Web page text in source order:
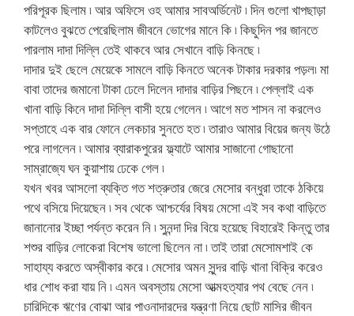
পরিপূরক ছিলাম ৷ আর অফিসে ওহ আমার সাবঅর্ডিনেট ৷ দিন গুলো খাপছাড়া
কাটলেও বুঝতে পেরেছিলাম জীবনে ভোগের মানে কি ৷ কিছুদিন পর জানতে
পারলাম দাদা দিল্লি তেই থাকবে আর সেখানে বাড়ি কিনছে ৷
দাদার দুই ছেলে মেয়েকে সামলে বাড়ি কিনতে অনেক টাকার দরকার পড়ল৷ মা
বাবা তাদের জমানো টাকা ঢেলে দিলেন দাদার বাড়ির পিছনে ৷ পেল্লাই এক
খানা বাড়ি কিনে দাদা দিল্লি বাসী হয়ে গেলেন ৷ আগে মত শাসন না করলেও
সপ্তাহে এক বার ফোনে লেকচার সুনতে হত ৷ তারাও আমার বিয়ের জন্য উঠে
পরে লাগলেন ৷ আমার ব্যারাকপুরের ফ্ল্যাটে আমার সাজানো গোছানো
সাম্রাজ্যে ঘন কুয়াশায় ঢেকে গেল ৷
যখন খবর আসলো ব্যক্তি গত শত্রুতার জেরে মেসোর বন্ধুরা তাকে ঠকিয়ে
পথে বসিয়ে দিয়েছেন ৷ সব থেকে আশ্চর্যের বিষয় মেসো এই সব কথা বাড়িতে
জানানোর ইচ্ছা পর্যন্ত করেন নি ৷ সুনন্দা দির বিয়ে হয়েছে বিহারেই কিন্তু তার
শশুর বাড়ির লোকেরা বিশেষ ভালো ছিলেন না ৷ তাই তারা মেসোমশাই কে
সাহায্য করতে অস্বীকার করে ৷ মেসোর অমন সুন্দর বাড়ি খানা বিক্রি করেও
ধার শোধ করা যায় নি ৷ এমন অবস্তায় মেসো আত্মহত্যার পথ বেছে নেন ৷
চারিদিকে ঋণের বোঝা আর পাওনাদারদের যন্ত্রণা নিয়ে ছোট মাসির জীবন